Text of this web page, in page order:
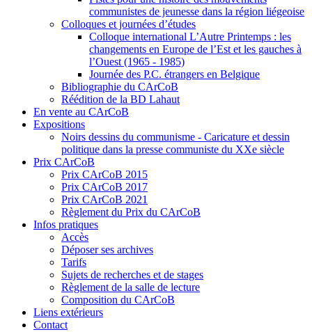
communistes de jeunesse dans la région liégeoise
Colloques et journées d’études
Colloque international L’Autre Printemps : les
changements en Europe de l’Est et les gauches à
l’Ouest (1965 - 1985)
Journée des P.C. étrangers en Belgique
Bibliographie du CArCoB
Réédition de la BD Lahaut
En vente au CArCoB
Expositions
Noirs dessins du communisme - Caricature et dessin
politique dans la presse communiste du XXe siècle
Prix CArCoB
Prix CArCoB 2015
Prix CArCoB 2017
Prix CArCoB 2021
Règlement du Prix du CArCoB
Infos pratiques
Accès
Déposer ses archives
Tarifs
Sujets de recherches et de stages
Règlement de la salle de lecture
Composition du CArCoB
Liens extérieurs
Contact